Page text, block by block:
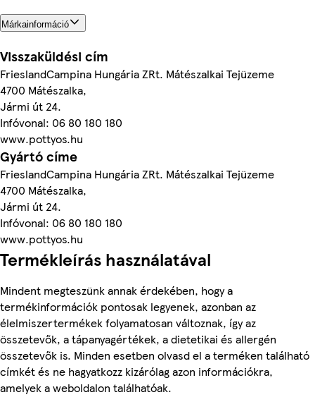
Márkainformáció
Visszaküldési cím
FrieslandCampina Hungária ZRt. Mátészalkai Tejüzeme
4700 Mátészalka,
Jármi út 24.
Infóvonal: 06 80 180 180
www.pottyos.hu
Gyártó címe
FrieslandCampina Hungária ZRt. Mátészalkai Tejüzeme
4700 Mátészalka,
Jármi út 24.
Infóvonal: 06 80 180 180
www.pottyos.hu
Termékleírás használatával
Mindent megteszünk annak érdekében, hogy a
termékinformációk pontosak legyenek, azonban az
élelmiszertermékek folyamatosan változnak, így az
összetevők, a tápanyagértékek, a dietetikai és allergén
összetevők is. Minden esetben olvasd el a terméken található
címkét és ne hagyatkozz kizárólag azon információkra,
amelyek a weboldalon találhatóak.